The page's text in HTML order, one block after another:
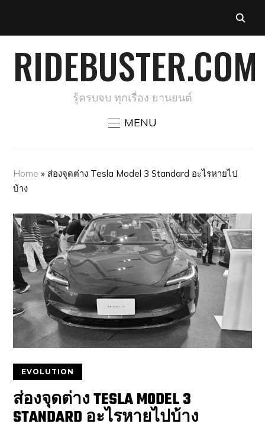
RIDEBUSTER.COM
รู้ครบจบ ทุกเรื่อง ยานยนต์
MENU
Home » ส่องจุดต่าง Tesla Model 3 Standard อะไรหายไป
บ้าง
EVOLUTION
ส่องจุดต่าง TESLA MODEL 3
STANDARD อะไรหายไปบ้าง